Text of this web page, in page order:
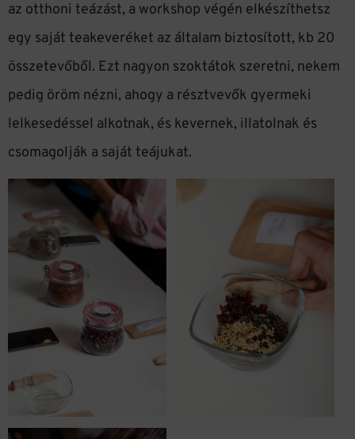
az otthoni teázást, a workshop végén elkészíthetsz
egy saját teakeveréket az általam biztosított, kb 20
összetevőből. Ezt nagyon szoktátok szeretni, nekem
pedig öröm nézni, ahogy a résztvevők gyermeki
lelkesedéssel alkotnak, és kevernek, illatolnak és
csomagolják a saját teájukat.